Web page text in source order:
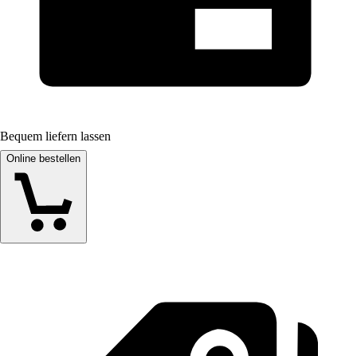
Bequem liefern lassen
Online bestellen